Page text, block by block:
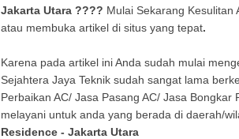
Jakarta Utara ???? Mulai Sekarang Kesulitan
atau membuka artikel di situs yang tepat.
Karena pada artikel ini Anda sudah mulai
Sejahtera Jaya Teknik sudah sangat lama
Perbaikan AC/ Jasa Pasang AC/ Jasa
melayani untuk anda yang berada di daerah/
Residence - Jakarta Utara